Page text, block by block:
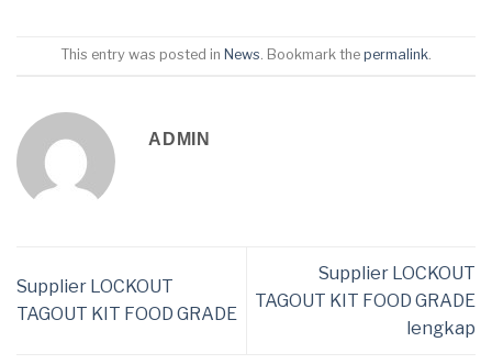
This entry was posted in News. Bookmark the permalink.
ADMIN
Supplier LOCKOUT
TAGOUT KIT FOOD GRADE
Supplier LOCKOUT
TAGOUT KIT FOOD GRADE
lengkap